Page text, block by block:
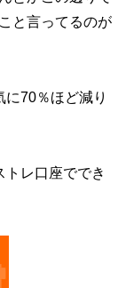
と言ってるのが
70％ほど減り
トレ口座ででき